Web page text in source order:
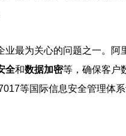
最为关心的问题之一。
全和数据加密等，确保客户
等国际信息安全管理体